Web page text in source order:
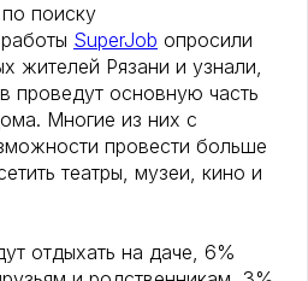
поиску
SuperJob опросили
жителей Рязани и узнали,
проведут основную часть
Многие из них с
провести больше
театры, музеи, кино и
отдыхать на даче, 6%